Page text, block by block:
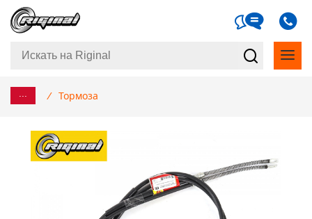
... / Тормоза